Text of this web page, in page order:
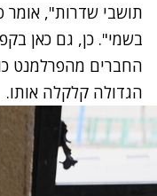
תושבי שדרות", אומר
בשמי". כן, גם כאן
החברים מהפרלמנט
הגדולה קלקלה אותו.